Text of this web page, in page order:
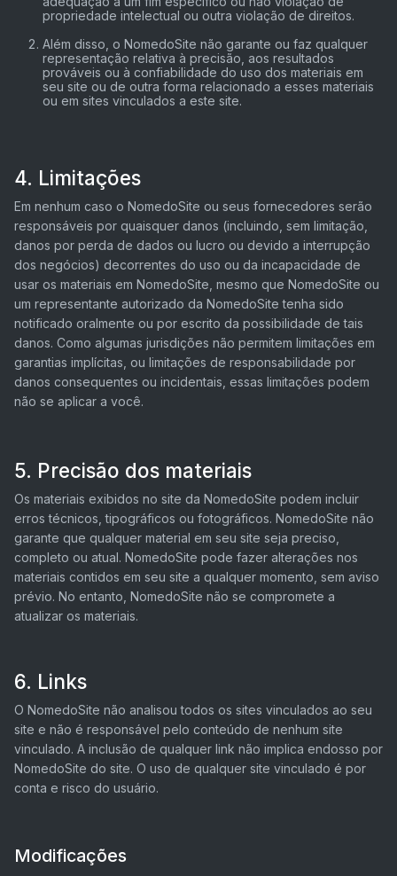
propriedade intelectual ou outra violação de direitos.
Além disso, o NomedoSite não garante ou faz qualquer
representação relativa à precisão, aos resultados
prováveis ​​ou à confiabilidade do uso dos materiais em
seu site ou de outra forma relacionado a esses materiais
ou em sites vinculados a este site.
4. Limitações
Em nenhum caso o NomedoSite ou seus fornecedores serão
responsáveis ​​por quaisquer danos (incluindo, sem limitação,
danos por perda de dados ou lucro ou devido a interrupção
dos negócios) decorrentes do uso ou da incapacidade de
usar os materiais em NomedoSite, mesmo que NomedoSite ou
um representante autorizado da NomedoSite tenha sido
notificado oralmente ou por escrito da possibilidade de tais
danos. Como algumas jurisdições não permitem limitações em
garantias implícitas, ou limitações de responsabilidade por
danos consequentes ou incidentais, essas limitações podem
não se aplicar a você.
5. Precisão dos materiais
Os materiais exibidos no site da NomedoSite podem incluir
erros técnicos, tipográficos ou fotográficos. NomedoSite não
garante que qualquer material em seu site seja preciso,
completo ou atual. NomedoSite pode fazer alterações nos
materiais contidos em seu site a qualquer momento, sem aviso
prévio. No entanto, NomedoSite não se compromete a
atualizar os materiais.
6. Links
O NomedoSite não analisou todos os sites vinculados ao seu
site e não é responsável pelo conteúdo de nenhum site
vinculado. A inclusão de qualquer link não implica endosso por
NomedoSite do site. O uso de qualquer site vinculado é por
conta e risco do usuário.
Modificações